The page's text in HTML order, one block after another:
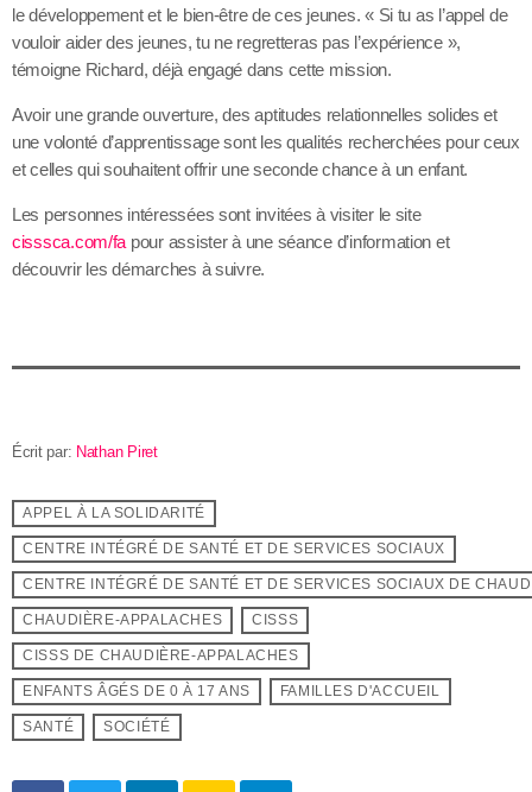
le développement et le bien-être de ces jeunes. « Si tu as l’appel de
vouloir aider des jeunes, tu ne regretteras pas l’expérience »,
témoigne Richard, déjà engagé dans cette mission.
Avoir une grande ouverture, des aptitudes relationnelles solides et
une volonté d’apprentissage sont les qualités recherchées pour ceux
et celles qui souhaitent offrir une seconde chance à un enfant.
Les personnes intéressées sont invitées à visiter le site
cisssca.com/fa pour assister à une séance d’information et
découvrir les démarches à suivre.
Écrit par: Nathan Piret
APPEL À LA SOLIDARITÉ
CENTRE INTÉGRÉ DE SANTÉ ET DE SERVICES SOCIAUX
CENTRE INTÉGRÉ DE SANTÉ ET DE SERVICES SOCIAUX DE
CHAUDIÈRE-APPALACHES CISSS
CISSS DE CHAUDIÈRE-APPALACHES
ENFANTS ÂGÉS DE 0 À 17 ANS FAMILLES D'ACCUEIL
SANTÉ SOCIÉTÉ